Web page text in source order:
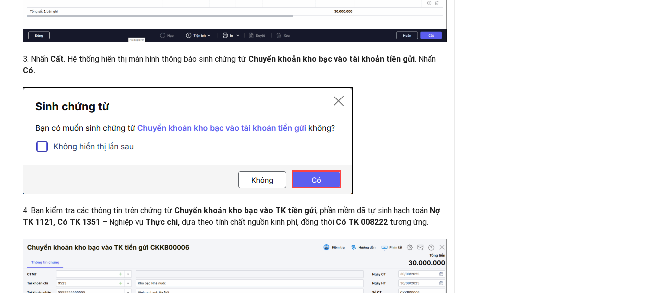
3. Nhấn Cất. Hệ thống hiển thị màn hình thông báo sinh chứng từ Chuyển khoản kho bạc vào tài khoản tiền gửi. Nhấn
Có.
4. Bạn kiểm tra các thông tin trên chứng từ Chuyển khoản kho bạc vào TK tiền gửi, phần mềm đã tự sinh hạch toán Nợ
TK 1121, Có TK 1351 – Nghiệp vụ Thực chi, dựa theo tính chất nguồn kinh phí, đồng thời Có TK 008222 tương ứng.